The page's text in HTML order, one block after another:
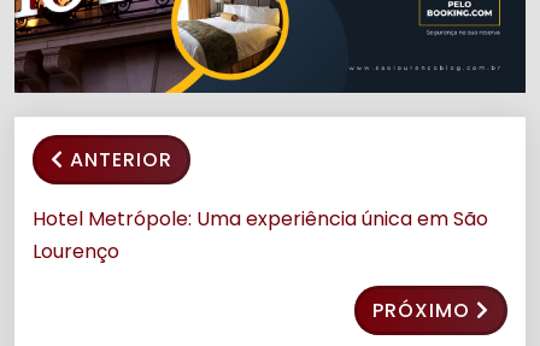
ANTERIOR
Hotel Metrópole: Uma experiência única em São
Lourenço
PRÓXIMO